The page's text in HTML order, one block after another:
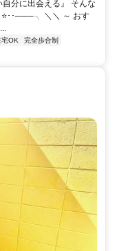
分に出会える』 そんな
･･───╮ ＼＼ ～ おす
宅OK
完全歩合制